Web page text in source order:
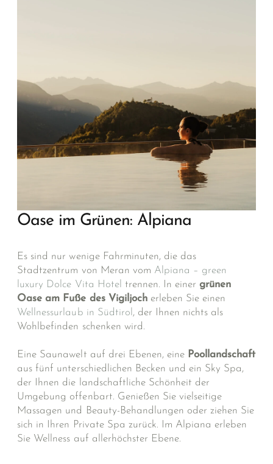
Oase im Grünen: Alpiana
Es sind nur wenige Fahrminuten, die das
Stadtzentrum von Meran vom Alpiana – green
luxury Dolce Vita Hotel trennen. In einergrünen
Oase am Fuße des Vigiljocherleben Sie einen
Wellnessurlaub in Südtirol , der Ihnen nichts als
Wohlbefinden schenken wird.
Eine Saunawelt auf drei Ebenen, eine Poollandschaft
aus fünf unterschiedlichen Becken und ein Sky Spa,
der Ihnen die landschaftliche Schönheit der
Umgebung offenbart. Genießen Sie vielseitige
Massagen und Beauty-Behandlungen oder ziehen Sie
sich in Ihren Private Spa zurück. Im Alpiana erleben
Sie Wellness auf allerhöchster Ebene.